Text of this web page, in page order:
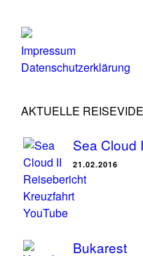
Impressum
Datenschutzerklärung
AKTUELLE
Sea Cloud
21.02.2016
Bukarest